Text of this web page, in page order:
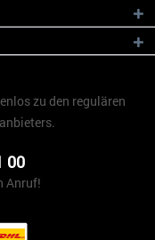
zu den regulären
00
Anruf!